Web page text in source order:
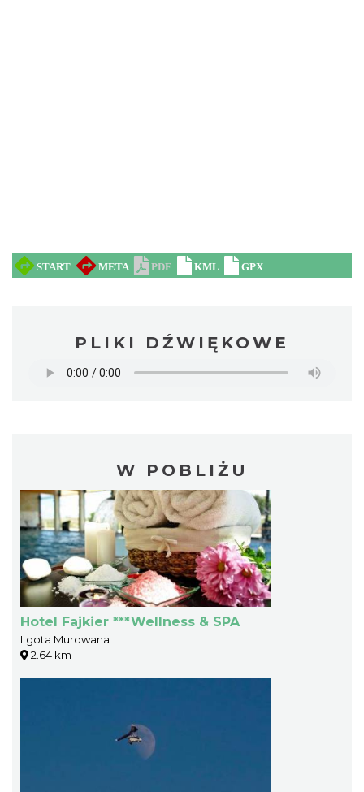
PLIKI DŹWIĘKOWE
W POBLIŻU
Hotel Fajkier ***Wellness & SPA
Lgota Murowana
2.64 km